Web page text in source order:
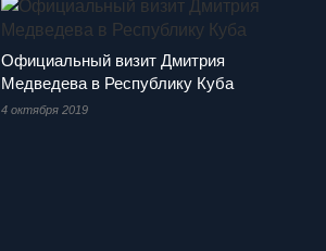
Официальный визит Дмитрия
Медведева в Республику Куба
4 октября 2019